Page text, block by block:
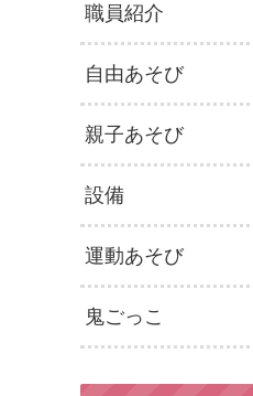
職員紹介
自由あそび
親子あそび
設備
運動あそび
鬼ごっこ